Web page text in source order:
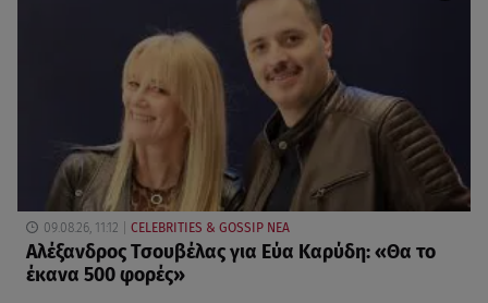
09.08.26, 11:12 CELEBRITIES & GOSSIP ΝΕΑ
Αλέξανδρος Τσουβέλας για Εύα Καρύδη: «Θα το
έκανα 500 φορές»